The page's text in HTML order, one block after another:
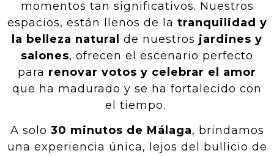
momentos tan significativos. Nuestros
espacios, están llenos de la tranquilidad y
la belleza natural
de nuestros jardines y
salones, ofrecen el escenario perfecto
para renovar votos y celebrar el amor
que ha madurado y se ha fortalecido con
el tiempo.
A solo 30 minutos de Málaga, brindamos
una experiencia única, lejos del bullicio de